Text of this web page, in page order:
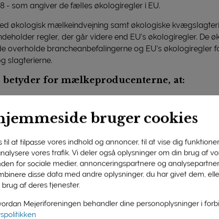
bruger cookies
til at tilpasse vores indhold og annoncer, til at vise dig
vores trafik. Vi deler også oplysninger om din brug af
for sociale medier, annonceringspartnere og
disse data med andre oplysninger, du har givet dem,
af deres tjenester.
Mejeriforeningen behandler dine personoplysninger i
- som angiver de fælles økologiregler i EU.
økologisk mælkeindvejning samt økologiske
regler, der går videre end EU's økologiregler. De
overholde brancheanbefalingerne og EU's økologiregler
slagterierne.
betyder for mælkeproducenterne, at:
økologisk foder, og mindst 60% af den daglige
bruges foderstoffer, der indeholder eller er fremstillet
til græsarealer fra 15. april til 1. november, når
det. Udgangspunktet er at dyrene selv skal kunne
sammen mindst ét døgn efter fødslen. Kalven skal fodres
ikke sælges ud af landet.